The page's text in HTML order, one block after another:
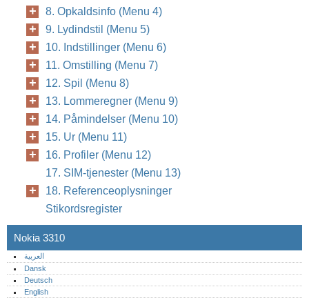
8. Opkaldsinfo (Menu 4)
9. Lydindstil (Menu 5)
10. Indstillinger (Menu 6)
11. Omstilling (Menu 7)
12. Spil (Menu 8)
13. Lommeregner (Menu 9)
14. Påmindelser (Menu 10)
15. Ur (Menu 11)
16. Profiler (Menu 12)
17. SIM-tjenester (Menu 13)
18. Referenceoplysninger
Stikordsregister
Nokia 3310
العربية
Dansk
Deutsch
English